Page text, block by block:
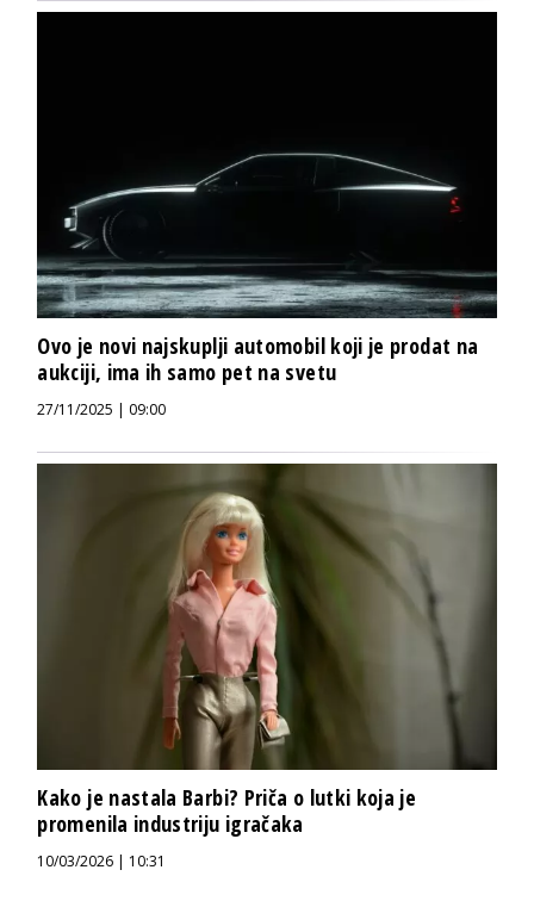
Ovo je novi najskuplji automobil koji je prodat na
aukciji, ima ih samo pet na svetu
27/11/2025 | 09:00
Kako je nastala Barbi? Priča o lutki koja je
promenila industriju igračaka
10/03/2026 | 10:31